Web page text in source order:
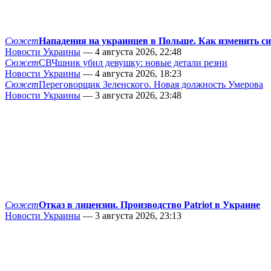
СюжетНападения на украинцев в Польше. Как изменить
Новости Украины — 4 августа 2026, 22:48
СюжетСВЧшник убил девушку: новые детали резни
Новости Украины — 4 августа 2026, 18:23
СюжетПереговорщик Зеленского. Новая должность Умерова
Новости Украины — 3 августа 2026, 23:48
СюжетОтказ в лицензии. Производство Patriot в Украине
Новости Украины — 3 августа 2026, 23:13